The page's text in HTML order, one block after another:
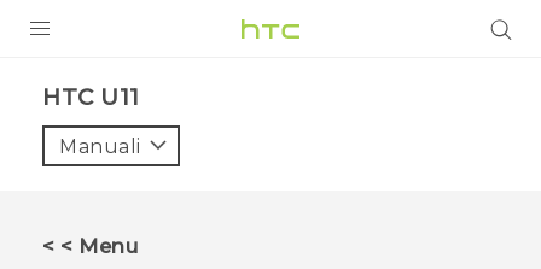
VIVE
HTC U11‎
Manuali
< < Menu